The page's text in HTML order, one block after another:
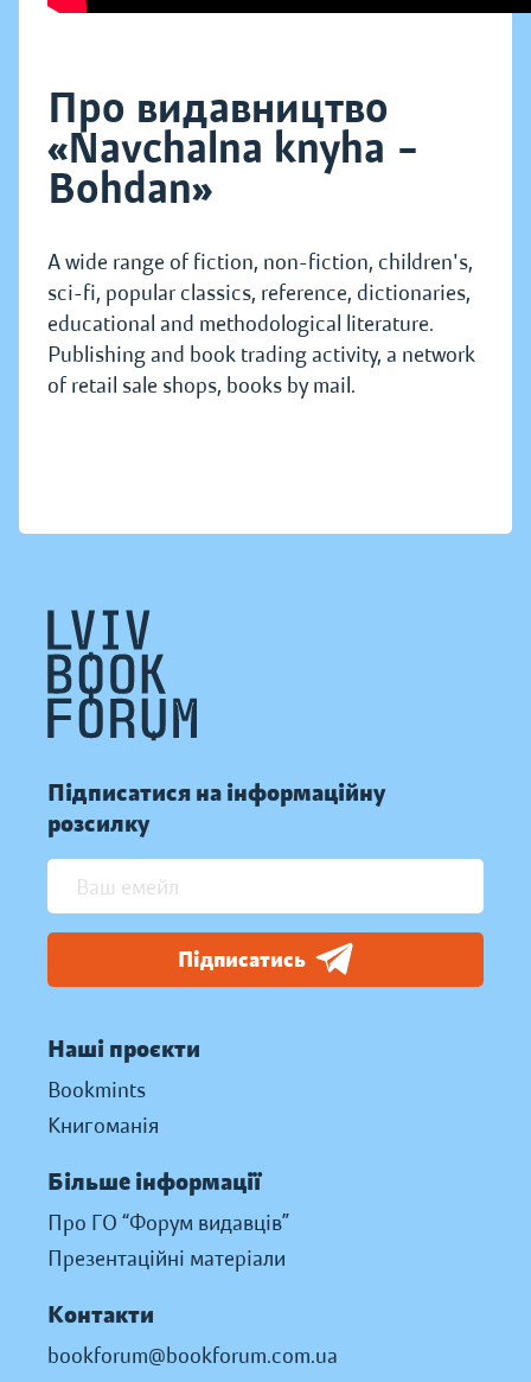
Про видавництво
«Navchalna knyha –
Bohdan»
A wide range of fiction, non-fiction, children's,
sci-fi, popular classics, reference, dictionaries,
educational and methodological literature.
Publishing and book trading activity, a network
of retail sale shops, books by mail.
Підписатися на інформаційну
розсилку
Підписатись
Наші проєкти
Bookmints
Книгоманія
Більше інформації
Про ГО “Форум видавців”
Презентаційні матеріали
Контакти
bookforum@bookforum.com.ua